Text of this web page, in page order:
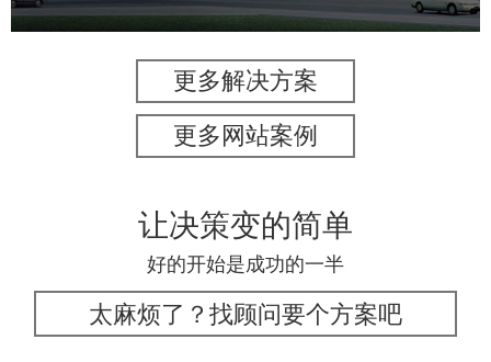
更多解决方案
更多网站案例
让决策变的简单
好的开始是成功的一半
太麻烦了？找顾问要个方案吧